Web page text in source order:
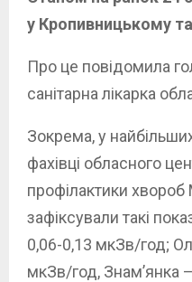
у Кропивницькому
Про це повідомила
санітарна лікарка
Зокрема, у
фахівці обласного
профілактики
зафіксували такі
0,06-0,13 мкЗв/год;
мкЗв/год, Знам’янка